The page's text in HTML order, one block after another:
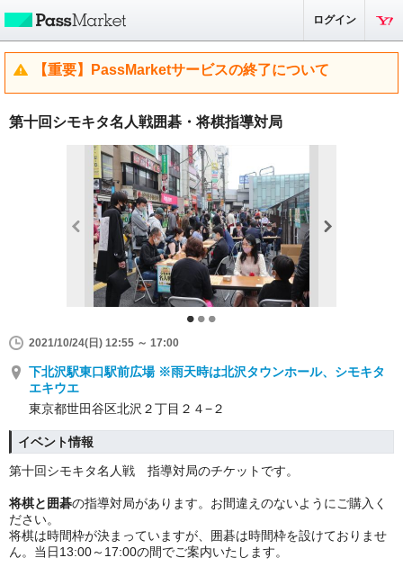
ログイン
【重要】PassMarketサービスの終了について
第十回シモキタ名人戦囲碁・将棋指導対局
2021/10/24(日) 12:55 ～ 17:00
下北沢駅東口駅前広場 ※雨天時は北沢タウンホール、シモキタ
エキウエ
東京都世田谷区北沢２丁目２４−２
イベント情報
第十回シモキタ名人戦 指導対局のチケットです。
将棋と囲碁の指導対局があります。 お間違えのないようにご購入く
ださい。
将棋は時間枠が決まっていますが、囲碁は時間枠を設けておりませ
ん。当日13:00～17:00の間でご案内いたします。